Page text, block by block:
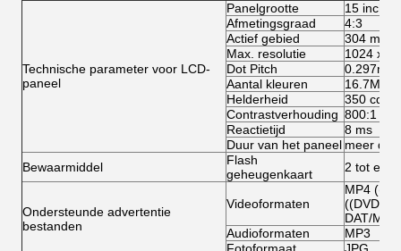
Technische parameter voor LCD-
paneel
Panelgrootte
15 inch
Afmetingsgraad
4:3
Actief gebied
304 mm
Max. resolutie
1024 x
Dot Pitch
Aantal kleuren
16.7M
Helderheid
350 cd/
Contrastverhouding 800:1
Reactietijd
8 ms
Duur van het paneel meer
Bewaarmiddel
Flash
geheugenkaart
2 tot en
Ondersteunde advertentie
bestanden
Videoformaten
MP4
DAT/
Audioformaten
MP3